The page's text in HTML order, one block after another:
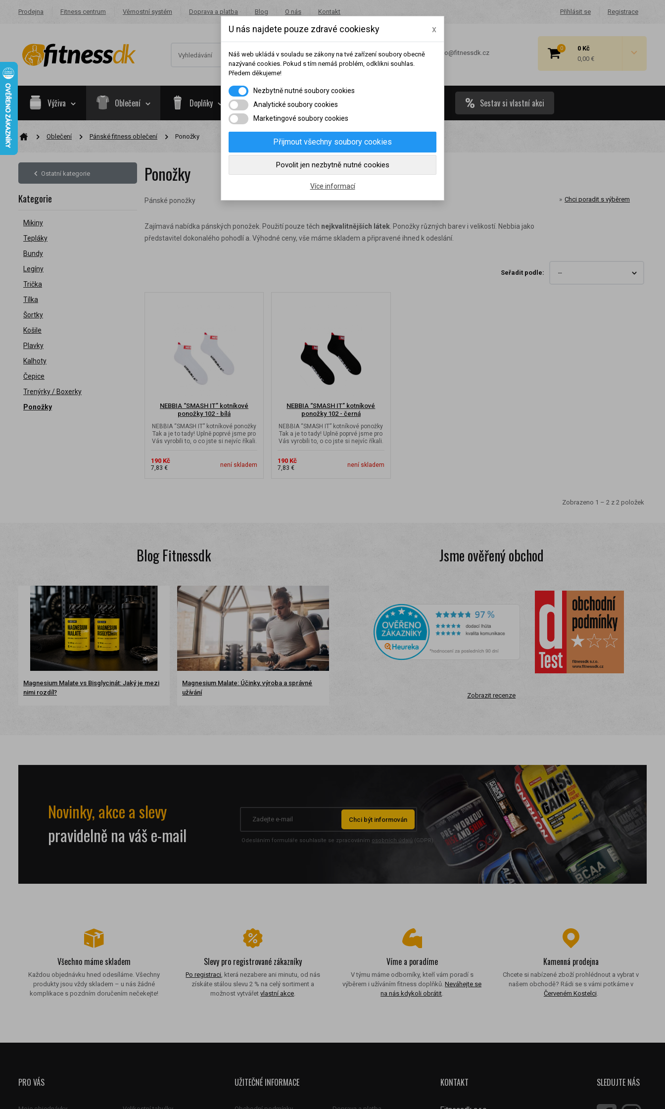
Registrace
Přihlásit se
Prodejna Fitness centrum Věrnostní systém Doprava a platba Blog O nás Kontakt
0
0 Kč
0,00 €
+420 491 462 001 info@fitnessdk.cz
Výživa Oblečení Doplňky Potraviny Akce Sestav si vlastní akci
Oblečení Pánské fitness oblečení Ponožky
Ostatní kategorie
Kategorie
Mikiny
Tepláky
Bundy
Legíny
Trička
Tílka
Šortky
Košile
Plavky
Kalhoty
Čepice
Trenýrky / Boxerky
Ponožky
Ponožky
Pánské ponožky
Zajímavá nabídka pánských ponožek. Použití pouze těch nejkvalitnějších látek . Ponožky různých barev i velikostí. Nebbia jako
představitel dokonalého pohodlí a. Výhodné ceny, vše máme skladem a připravené ihned k odeslání.
Chci poradit s výběrem
Seřadit podle:
NEBBIA “SMASH IT” kotníkové
ponožky 102 - bílá
NEBBIA “SMASH IT” kotníkové ponožky
Tak a je to tady! Uplně poprvé jsme pro
Vás vyrobili to, o co jste si nejvíc říkali.
190 Kč
7,83 € není skladem
NEBBIA “SMASH IT” kotníkové
ponožky 102 - černá
NEBBIA “SMASH IT” kotníkové ponožky
Tak a je to tady! Uplně poprvé jsme pro
Vás vyrobili to, o co jste si nejvíc říkali.
190 Kč
7,83 € není skladem
Zobrazeno 1 – 2 z 2 položek
Blog Fitnessdk
Magnesium Malate vs Bisglycinát: Jaký je mezi
nimi rozdíl?
Magnesium Malate: Účinky, výroba a správné
užívání
Jsme ověřený obchod
Zobrazit recenze
Novinky, akce a slevy
pravidelně na váš e-mail
Chci být informován
Odesláním formuláře souhlasíte se zpracováním osobních údajů (GDPR)
Všechno máme skladem
Každou objednávku hned odesíláme. Všechny
produkty jsou vždy skladem – u nás žádné
komplikace s pozdním doručením nečekejte!
Slevy pro registrované zákazníky
Po registraci , která nezabere ani minutu, od nás
získáte stálou slevu 2 % na celý sortiment a
možnost vytvářetvlastní akce
Víme a poradíme
V týmu máme odborníky, kteří vám poradí s
výběrem i užíváním fitness doplňků.Neváhejte se
na nás kdykoli obrátit
Kamenná prodejna
Chcete si nabízené zboží prohlédnout a vybrat v
našem obchodě? Rádi se s vámi potkáme v
Červeném Kostelci
PRO VÁS UŽITEČNÉ INFORMACE KONTAKT SLEDUJTE NÁS
Nákupy za poslední rok:
Nyní spadáte do věrnostní skupiny:
U nás najdete pouze zdravé cookiesky x
Náš web ukládá v souladu se zákony na tvé zařízení soubory obecně
nazývané cookies. Pokud s tím nemáš problém, odklikni souhlas.
Předem děkujeme!
Nezbytně nutné soubory cookies
Analytické soubory cookies
Marketingové soubory cookies
Přijmout všechny soubory cookies
Povolit jen nezbytně nutné cookies
Více informací